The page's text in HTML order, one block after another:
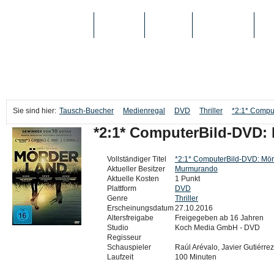
Sie sind hier: Tausch-Buecher Medienregal DVD Thriller *2:1*
*2:1* ComputerBild-DVD:
Vollständiger Titel
*2:1* ComputerBild-DVD:
Aktueller Besitzer
Murmurando
Aktuelle Kosten
1 Punkt
Plattform
DVD
Genre
Thriller
Erscheinungsdatum27.10.2016
Altersfreigabe
Freigegeben ab 16 Jahren
Studio
Koch Media GmbH - DVD
Regisseur
Schauspieler
Raúl Arévalo, Javier
Laufzeit
100 Minuten